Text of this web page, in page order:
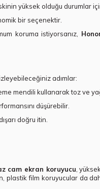
yüksek olduğu durumlar
bir seçenektir.
koruma istiyorsanız,
adımlar:
mendili kullanarak toz ve yağ
düşürebilir.
doğru itin.
cam ekran koruyucu,
plastik film koruyucular da